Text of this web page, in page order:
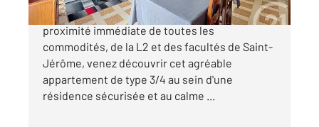
Situé dans le quartier recherché du Merlan, à
proximité immédiate de toutes les
commodités, de la L2 et des facultés de Saint-
Jérôme, venez découvrir cet agréable
appartement de type 3/4 au sein d'une
résidence sécurisée et au calme ...